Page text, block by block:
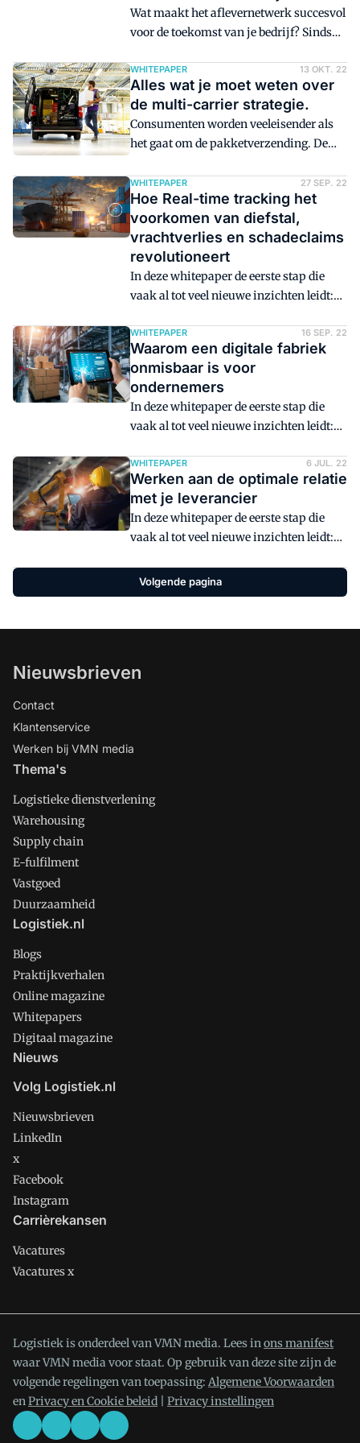
Wat maakt het aflevernetwerk succesvol
voor de toekomst van je bedrijf? Sinds
hypercompetitieve e-commerce-markt
in een stroomversnelling geraakt.
Retailers en logistiek dienstverleners
kunnen het zich niet langer veroorloven
om slechts één afleveroptie centraal te
WHITEPAPER 13 OKT. 22
Alles wat je moet weten over
de multi-carrier strategie.
Consumenten worden veeleisender als
het gaat om de pakketverzending. De
één van de belangrijkste touchpoints in
de customer journey. Het enige moment
in de klantreis dat er fysiek contact is
tussen een consument en een webshop.
WHITEPAPER 27 SEP. 22
Hoe Real-time tracking het
voorkomen van diefstal,
vrachtverlies en schadeclaims
revolutioneert
In deze whitepaper de eerste stap die
vaak al tot veel nieuwe inzichten leidt:
WHITEPAPER 16 SEP. 22
Waarom een digitale fabriek
onmisbaar is voor
ondernemers
In deze whitepaper de eerste stap die
vaak al tot veel nieuwe inzichten leidt:
WHITEPAPER 6 JUL. 22
Werken aan de optimale relatie
met je leverancier
In deze whitepaper de eerste stap die
vaak al tot veel nieuwe inzichten leidt:
Volgende pagina
Nieuwsbrieven
Contact
Klantenservice
Werken bij VMN media
Thema's
Logistieke dienstverlening
Warehousing
Supply chain
E-fulfilment
Vastgoed
Duurzaamheid
Logistiek.nl
Blogs
Praktijkverhalen
Online magazine
Whitepapers
Digitaal magazine
Nieuws
Volg Logistiek.nl
Nieuwsbrieven
LinkedIn
x
Facebook
Instagram
Carrièrekansen
Vacatures
Vacatures x
Logistiek is onderdeel van VMN media. Lees inons manifest
waar VMN media voor staat. Op gebruik van deze site zijn de
volgende regelingen van toepassing: Algemene Voorwaarden
enPrivacy en Cookie beleid Privacy instellingen